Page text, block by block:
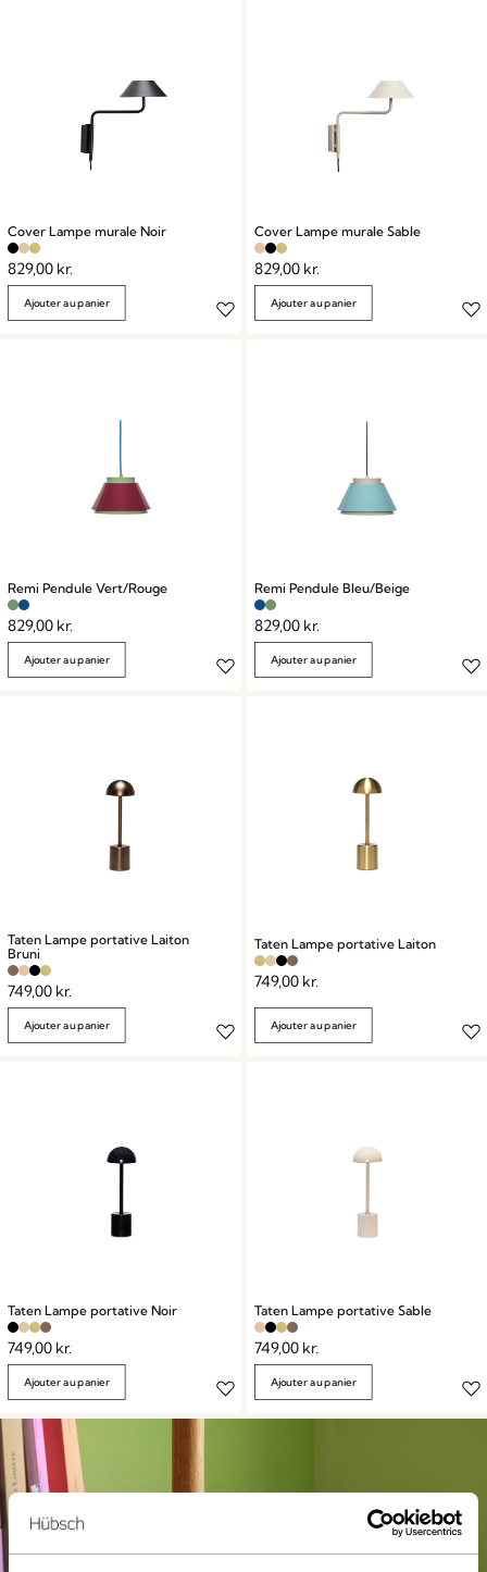
Cover Lampe murale Noir
829,00 kr.
Ajouter au panier
Cover Lampe murale Sable
829,00 kr.
Ajouter au panier
Remi Pendule Vert/Rouge
829,00 kr.
Ajouter au panier
Remi Pendule Bleu/Beige
829,00 kr.
Ajouter au panier
Taten Lampe portative Laiton
Bruni
749,00 kr.
Ajouter au panier
Taten Lampe portative Laiton
749,00 kr.
Ajouter au panier
Taten Lampe portative Noir
749,00 kr.
Ajouter au panier
Taten Lampe portative Sable
749,00 kr.
Ajouter au panier